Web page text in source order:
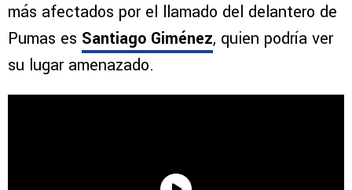
más afectados por el llamado del delantero de
Pumas es Santiago Giménez, quien podría ver
su lugar amenazado.